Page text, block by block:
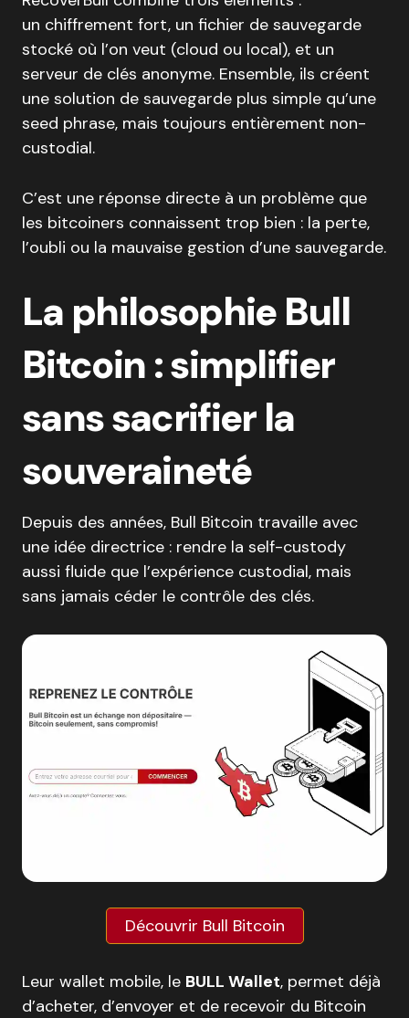
un chiffrement fort, un fichier de sauvegarde
stocké où l’on veut (cloud ou local), et un
serveur de clés anonyme. Ensemble, ils créent
une solution de sauvegarde plus simple qu’une
seed phrase, mais toujours entièrement non-
custodial.
C’est une réponse directe à un problème que
les bitcoiners connaissent trop bien : la perte,
l’oubli ou la mauvaise gestion d’une sauvegarde.
La philosophie Bull
Bitcoin : simplifier
sans sacrifier la
souveraineté
Depuis des années, Bull Bitcoin travaille avec
une idée directrice : rendre la self-custody
aussi fluide que l’expérience custodial, mais
sans jamais céder le contrôle des clés.
Découvrir Bull Bitcoin
Leur wallet mobile, le BULL Wallet, permet déjà
d’acheter, d’envoyer et de recevoir du Bitcoin